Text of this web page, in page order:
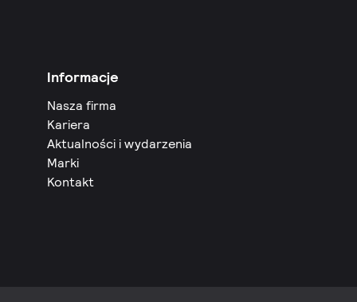
Informacje
Nasza firma
Kariera
Aktualności i wydarzenia
Marki
Kontakt